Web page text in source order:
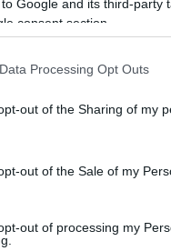
Google and its third-party
consent section.
Processing Opt Outs
out of the Sharing of my
out of the Sale of my
out of processing my